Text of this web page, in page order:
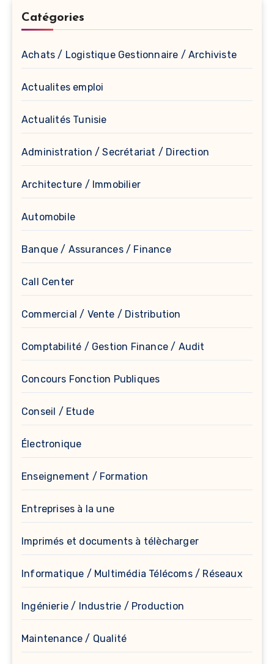
Catégories
Achats / Logistique Gestionnaire / Archiviste
Actualites emploi
Actualités Tunisie
Administration / Secrétariat / Direction
Architecture / Immobilier
Automobile
Banque / Assurances / Finance
Call Center
Commercial / Vente / Distribution
Comptabilité / Gestion Finance / Audit
Concours Fonction Publiques
Conseil / Etude
Électronique
Enseignement / Formation
Entreprises à la une
Imprimés et documents à télècharger
Informatique / Multimédia Télécoms / Réseaux
Ingénierie / Industrie / Production
Maintenance / Qualité